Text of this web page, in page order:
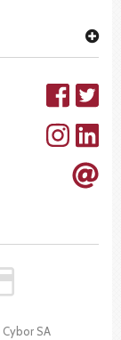
Cybor SA